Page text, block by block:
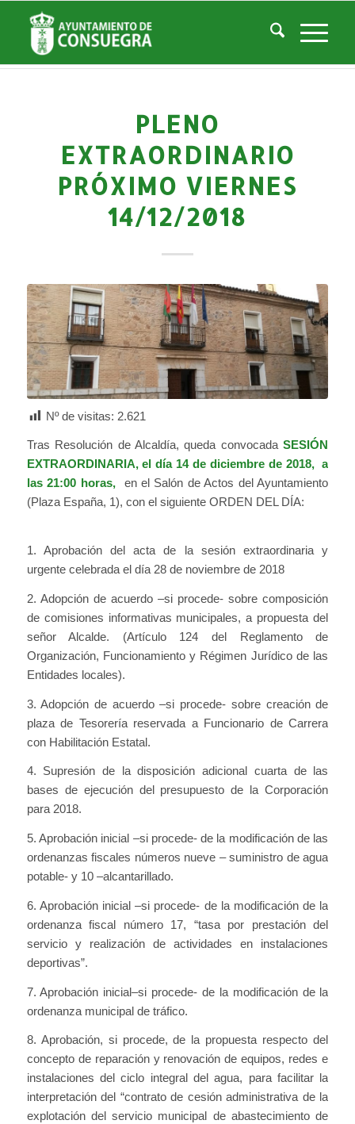
Noticias
Usted está aquí: Inicio / Noticias
Histórico Noticias
/ Pleno Extraordinario próximo viernes 14/12/2018
PLENO
EXTRAORDINARIO
PRÓXIMO VIERNES
14/12/2018
Nº de visitas: 2.621
Tras Resolución de Alcaldía, queda convocadaSESIÓN
EXTRAORDINARIA, el día 14 de diciembre de 2018, a
las 21:00 horas,en el Salón de Actos del Ayuntamiento
(Plaza España, 1), con el siguiente ORDEN DEL DÍA:
1. Aprobación del acta de la sesión extraordinaria y
urgente celebrada el día 28 de noviembre de 2018
2. Adopción de acuerdo –si procede- sobre composición
de comisiones informativas municipales, a propuesta del
señor Alcalde. (Artículo 124 del Reglamento de
Organización, Funcionamiento y Régimen Jurídico de las
Entidades locales).
3. Adopción de acuerdo –si procede- sobre creación de
plaza de Tesorería reservada a Funcionario de Carrera
con Habilitación Estatal.
4. Supresión de la disposición adicional cuarta de las
bases de ejecución del presupuesto de la Corporación
para 2018.
5. Aprobación inicial –si procede- de la modificación de las
ordenanzas fiscales números nueve – suministro de agua
potable- y 10 –alcantarillado.
6. Aprobación inicial –si procede- de la modificación de la
ordenanza fiscal número 17, “tasa por prestación del
servicio y realización de actividades en instalaciones
deportivas”.
7. Aprobación inicial–si procede- de la modificación de la
ordenanza municipal de tráfico.
8. Aprobación, si procede, de la propuesta respecto del
concepto de reparación y renovación de equipos, redes e
instalaciones del ciclo integral del agua, para facilitar la
interpretación del “contrato de cesión administrativa de la
explotación del servicio municipal de abastecimiento de